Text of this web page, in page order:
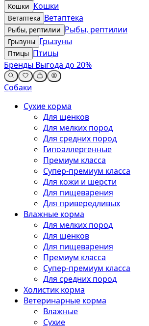
Кошки Кошки
Ветаптека Ветаптека
Рыбы, рептилии Рыбы, рептилии
Грызуны Грызуны
Птицы Птицы
Бренды Выгода до 20%
Собаки
Сухие корма
Для щенков
Для мелких пород
Для средних пород
Гипоаллергенные
Премиум класса
Супер-премиум класса
Для кожи и шерсти
Для пищеварения
Для привередливых
Влажные корма
Для мелких пород
Для щенков
Для пищеварения
Премиум класса
Супер-премиум класса
Для средних пород
Холистик корма
Ветеринарные корма
Влажные
Сухие